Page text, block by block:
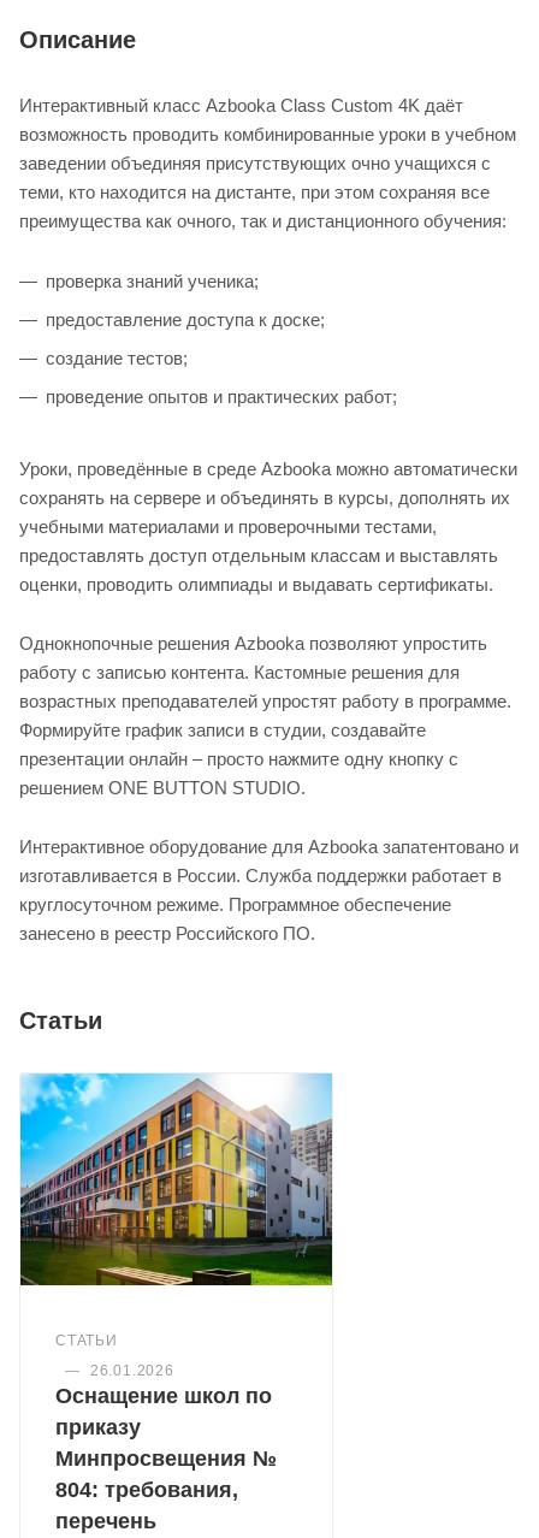
Описание
Интерактивный класс Azbooka Class Custom 4K даёт
возможность проводить комбинированные уроки в учебном
заведении объединяя присутствующих очно учащихся с
теми, кто находится на дистанте, при этом сохраняя все
преимущества как очного, так и дистанционного обучения:
проверка знаний ученика;
предоставление доступа к доске;
создание тестов;
проведение опытов и практических работ;
Уроки, проведённые в среде Azbooka можно автоматически
сохранять на сервере и объединять в курсы, дополнять их
учебными материалами и проверочными тестами,
предоставлять доступ отдельным классам и выставлять
оценки, проводить олимпиады и выдавать сертификаты.
Однокнопочные решения Azbooka позволяют упростить
работу с записью контента. Кастомные решения для
возрастных преподавателей упростят работу в программе.
Формируйте график записи в студии, создавайте
презентации онлайн – просто нажмите одну кнопку с
решением ONE BUTTON STUDIO.
Интерактивное оборудование для Azbooka запатентовано и
изготавливается в России. Служба поддержки работает в
круглосуточном режиме. Программное обеспечение
занесено в реестр Российского ПО.
Статьи
СТАТЬИ
—
26.01.2026
Оснащение школ по
приказу
Минпросвещения №
804: требования,
перечень